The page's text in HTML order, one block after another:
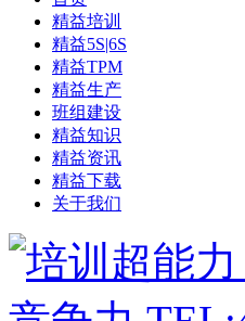
精益培训
精益5S|6S
精益TPM
精益生产
班组建设
精益知识
精益资讯
精益下载
关于我们